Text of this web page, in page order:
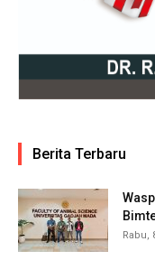
Berita Terbaru
Rabu,